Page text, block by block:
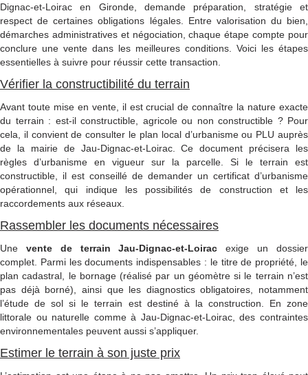
Dignac-et-Loirac en Gironde, demande préparation, stratégie et
respect de certaines obligations légales. Entre valorisation du bien,
démarches administratives et négociation, chaque étape compte pour
conclure une vente dans les meilleures conditions. Voici les étapes
essentielles à suivre pour réussir cette transaction.
Vérifier la constructibilité du terrain
Avant toute mise en vente, il est crucial de connaître la nature exacte
du terrain : est-il constructible, agricole ou non constructible ? Pour
cela, il convient de consulter le plan local d’urbanisme ou PLU auprès
de la mairie de Jau-Dignac-et-Loirac. Ce document précisera les
règles d’urbanisme en vigueur sur la parcelle. Si le terrain est
constructible, il est conseillé de demander un certificat d’urbanisme
opérationnel, qui indique les possibilités de construction et les
raccordements aux réseaux.
Rassembler les documents nécessaires
Une vente de terrain Jau-Dignac-et-Loirac exige un dossier
complet. Parmi les documents indispensables : le titre de propriété, le
plan cadastral, le bornage (réalisé par un géomètre si le terrain n’est
pas déjà borné), ainsi que les diagnostics obligatoires, notamment
l’étude de sol si le terrain est destiné à la construction. En zone
littorale ou naturelle comme à Jau-Dignac-et-Loirac, des contraintes
environnementales peuvent aussi s’appliquer.
Estimer le terrain à son juste prix